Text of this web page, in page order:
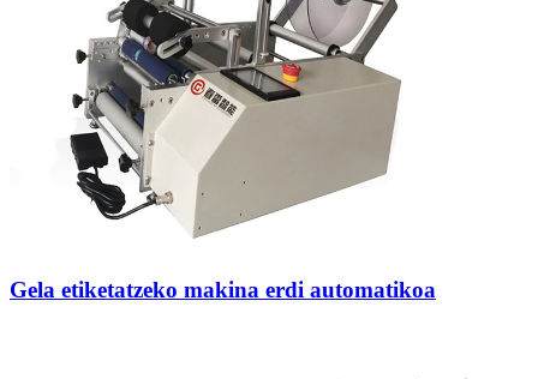
Gela etiketatzeko makina erdi automatikoa